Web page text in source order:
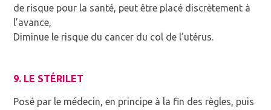
de risque pour la santé, peut être placé discrètement à
l’avance,
Diminue le risque du cancer du col de l’utérus.
9. LE STÉRILET
Posé par le médecin, en principe à la fin des règles, puis